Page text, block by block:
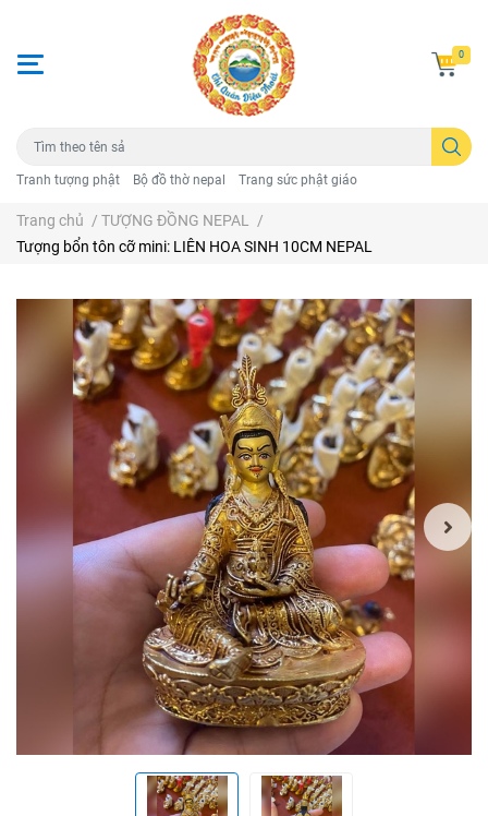
Tranh tượng phật Bộ đồ thờ nepal Trang sức phật giáo
0
Trang chủ / TƯỢNG ĐỒNG NEPAL
/
Tượng bổn tôn cỡ mini: LIÊN HOA SINH 10CM NEPAL